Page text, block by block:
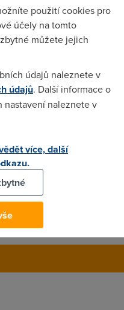
zoufalá,co
byt problem ...
použití cookies pro
účely na tomto
můžete jejich
údajů naleznete v
údajů. Další informace o
nastavení naleznete v
více, další